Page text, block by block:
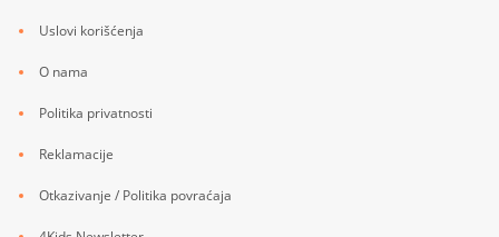
Uslovi korišćenja
O nama
Politika privatnosti
Reklamacije
Otkazivanje / Politika povraćaja